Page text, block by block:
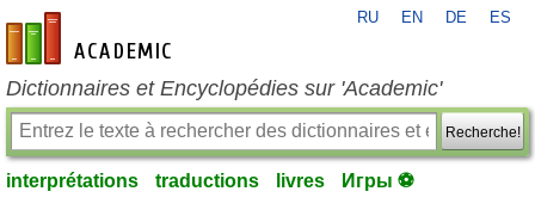
fr-academic.com
RU EN DE ES
Dictionnaires et Encyclopédies sur 'Academic'
Recherche!
interprétations traductions livres Игры ⚽